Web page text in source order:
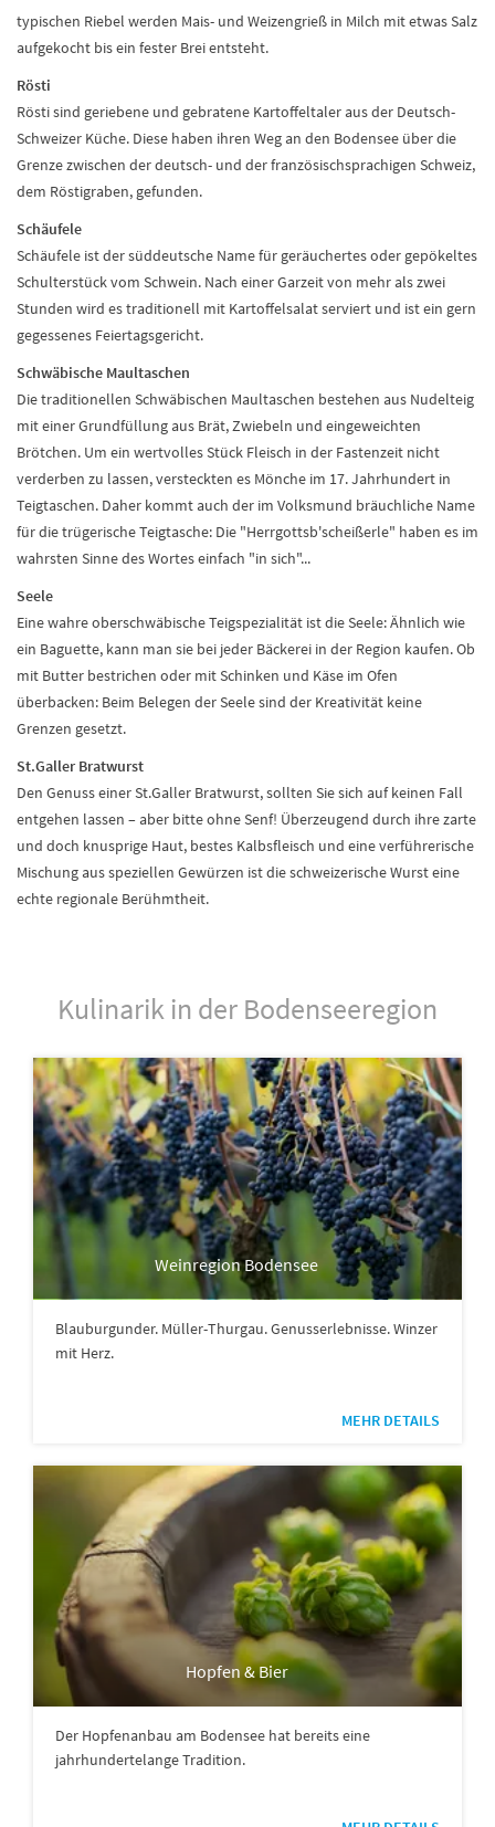
typischen Riebel werden Mais- und Weizengrieß in Milch mit etwas Salz
aufgekocht bis ein fester Brei entsteht.
Rösti
Rösti sind geriebene und gebratene Kartoffeltaler aus der Deutsch-
Schweizer Küche. Diese haben ihren Weg an den Bodensee über die
Grenze zwischen der deutsch- und der französischsprachigen Schweiz,
dem Röstigraben, gefunden.
Schäufele
Schäufele ist der süddeutsche Name für geräuchertes oder gepökeltes
Schulterstück vom Schwein. Nach einer Garzeit von mehr als zwei
Stunden wird es traditionell mit Kartoffelsalat serviert und ist ein gern
gegessenes Feiertagsgericht.
Schwäbische Maultaschen
Die traditionellen Schwäbischen Maultaschen bestehen aus Nudelteig
mit einer Grundfüllung aus Brät, Zwiebeln und eingeweichten
Brötchen. Um ein wertvolles Stück Fleisch in der Fastenzeit nicht
verderben zu lassen, versteckten es Mönche im 17. Jahrhundert in
Teigtaschen. Daher kommt auch der im Volksmund bräuchliche Name
für die trügerische Teigtasche: Die "Herrgottsb'scheißerle" haben es im
wahrsten Sinne des Wortes einfach "in sich"...
Seele
Eine wahre oberschwäbische Teigspezialität ist die Seele: Ähnlich wie
ein Baguette, kann man sie bei jeder Bäckerei in der Region kaufen. Ob
mit Butter bestrichen oder mit Schinken und Käse im Ofen
überbacken: Beim Belegen der Seele sind der Kreativität keine
Grenzen gesetzt.
St.Galler Bratwurst
Den Genuss einer St.Galler Bratwurst, sollten Sie sich auf keinen Fall
entgehen lassen – aber bitte ohne Senf! Überzeugend durch ihre zarte
und doch knusprige Haut, bestes Kalbsfleisch und eine verführerische
Mischung aus speziellen Gewürzen ist die schweizerische Wurst eine
echte regionale Berühmtheit.
Kulinarik in der Bodenseeregion
Weinregion Bodensee
Blauburgunder. Müller-Thurgau. Genusserlebnisse. Winzer
mit Herz.
MEHR DETAILS
Hopfen & Bier
Der Hopfenanbau am Bodensee hat bereits eine
jahrhundertelange Tradition.